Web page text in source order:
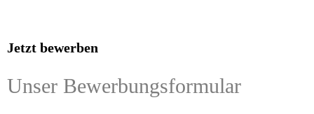
Jetzt bewerben
Unser Bewerbungsformular